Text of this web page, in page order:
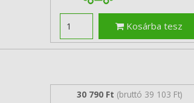
Kosárba tesz
30 790 Ft (bruttó 39 103 Ft)